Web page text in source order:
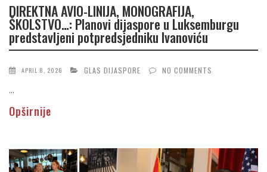
DIREKTNA AVIO-LINIJA, MONOGRAFIJA,
ŠKOLSTVO…: Planovi dijaspore u Luksemburgu
predstavljeni potpredsjedniku Ivanoviću
APRIL 8, 2026 GLAS DIJASPORE NO COMMENTS
...
Opširnije